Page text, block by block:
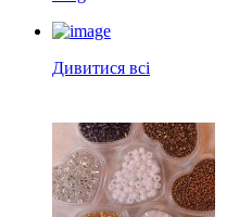
Дивитися всі